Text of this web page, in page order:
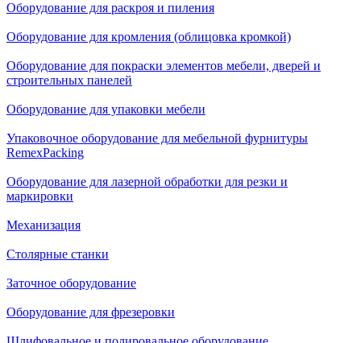
Оборудование для раскроя и пиления
Оборудование для кромления (облицовка кромкой)
Оборудование для покраски элементов мебели, дверей и
строительных панелей
Оборудование для упаковки мебели
Упаковочное оборудование для мебельной фурнитуры
RemexPacking
Оборудование для лазерной обработки для резки и
маркировки
Механизация
Столярные станки
Заточное оборудование
Оборудование для фрезеровки